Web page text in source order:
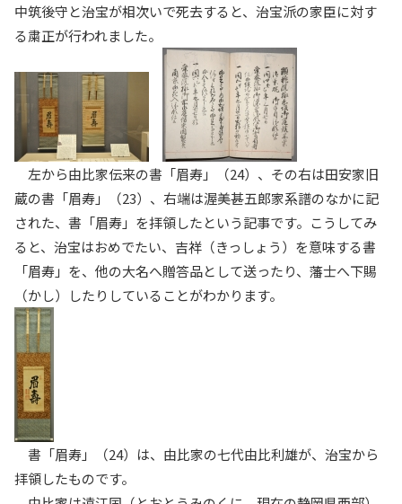
中筑後守と治宝が相次いで死去すると、治宝派の家臣に対す
る粛正が行われました。
左から由比家伝来の書「眉寿」（24）、その右は田安家旧
蔵の書「眉寿」（23）、右端は渥美甚五郎家系譜のなかに記
された、書「眉寿」を拝領したという記事です。こうしてみ
ると、治宝はおめでたい、吉祥（きっしょう）を意味する書
「眉寿」を、他の大名へ贈答品として送ったり、藩士へ下賜
（かし）したりしていることがわかります。
書「眉寿」（24）は、由比家の七代由比利雄が、治宝から
拝領したものです。